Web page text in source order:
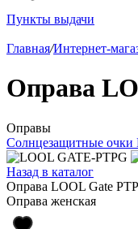
Пункты выдачи
Главная/Интернет-
Оправа
Оправы
Солнцезащитные очки
Назад в каталог
Оправа LOOL Gate
Оправа женская